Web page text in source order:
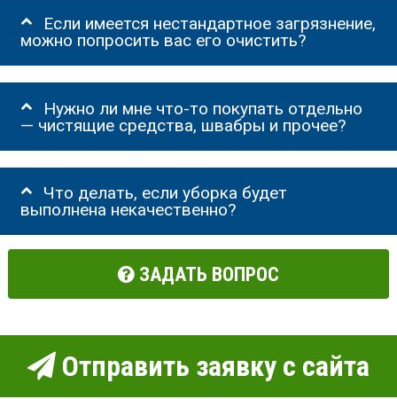
Если имеется нестандартное загрязнение,
можно попросить вас его очистить?
Нужно ли мне что-то покупать отдельно
— чистящие средства, швабры и прочее?
Что делать, если уборка будет
выполнена некачественно?
ЗАДАТЬ ВОПРОС
Отправить заявку с сайта